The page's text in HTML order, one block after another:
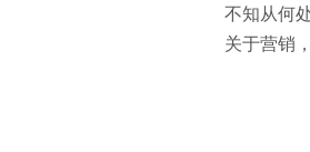
不知从何
关于营销